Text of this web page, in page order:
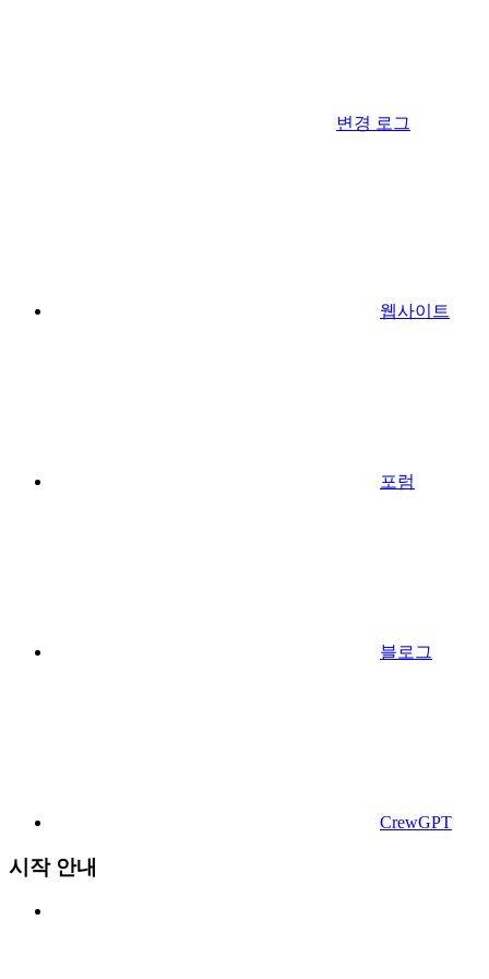
변경 로그
웹사이트
포럼
블로그
CrewGPT
시작 안내